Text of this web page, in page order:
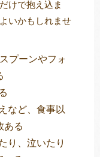
けで抱え込ま
いかもしれませ
プーンやフォ
など、食事以
ある
り、泣いたり